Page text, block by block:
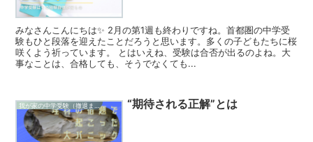
みなさんこんにちは✨ 2月の第1週も終わりですね。首都圏の中学受
験もひと段落を迎えたことだろうと思います。多くの子どもたちに桜
咲くよう祈っています。 とはいえね、受験は合否が出るのよね。大
事なことは、合格しても、そうでなくても...
“期待される正解”とは